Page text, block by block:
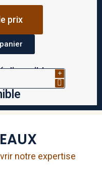
prix
disponible
notre expertise